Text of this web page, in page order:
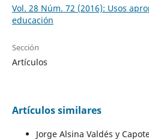
Vol. 28 Núm. 72 (2016): Usos
educación
Sección
Artículos
Artículos similares
Jorge Alsina Valdés y